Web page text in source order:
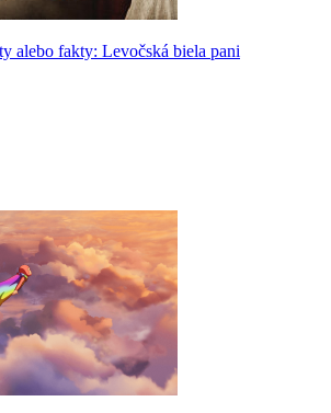
alebo fakty: Levočská biela pani